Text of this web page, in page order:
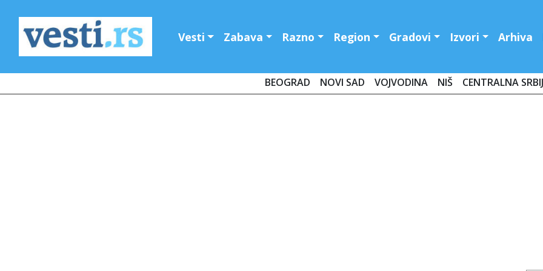
Vesti Zabava Razno Region Gradovi Izvori Arhiva
BEOGRAD NOVI SAD VOJVODINA NIŠ CENTRALNA